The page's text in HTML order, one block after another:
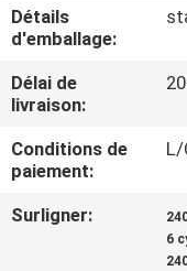
CONTRÔLE
DE
LA
QUALITÉ
NOUS
CONTACTER
Détails
d'emballage:
Délai de
livraison:
Conditions de
paiement:
L/
Surligner:
6